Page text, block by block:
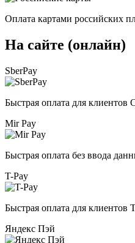
Оплата картами российских
На сайте (онлайн)
SberPay
Быстрая оплата для клиентов
Mir Pay
Быстрая оплата без ввода
T-Pay
Быстрая оплата для клиентов
Яндекс Пэй